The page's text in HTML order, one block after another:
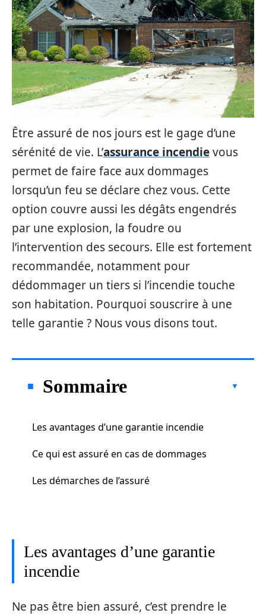
Être assuré de nos jours est le gage d’une
sérénité de vie. L’assurance incendievous
permet de faire face aux dommages
lorsqu’un feu se déclare chez vous. Cette
option couvre aussi les dégâts engendrés
par une explosion, la foudre ou
l’intervention des secours. Elle est fortement
recommandée, notamment pour
dédommager un tiers si l’incendie touche
son habitation. Pourquoi souscrire à une
telle garantie ? Nous vous disons tout.
Sommaire
Les avantages d’une garantie incendie
Ce qui est assuré en cas de dommages
Les démarches de l’assuré
Les avantages d’une garantie
incendie
Ne pas être bien assuré, c’est prendre le